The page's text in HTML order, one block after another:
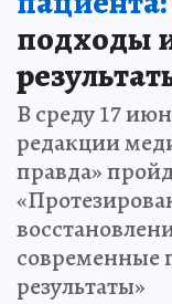
подходы
В среду 17
редакции
правда»
современные
результаты»